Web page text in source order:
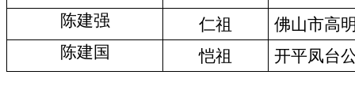
陈建强
仁祖
佛山市高
陈建国 恺祖 开平凤台